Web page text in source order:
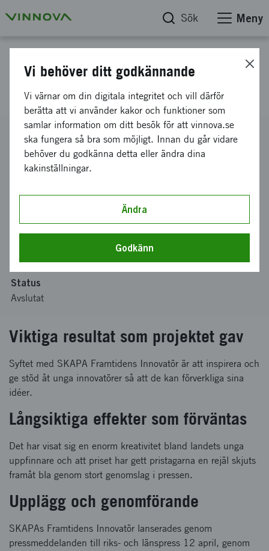
Sök Meny
SKAPA Framtidens innovatör
Diarienummer
2011-01479
Koordinator
300 000 kronor
april 2011-oktober 2011
Status
Avslutat
Viktiga resultat som projektet gav
Syftet med SKAPA Framtidens Innovatör är att inspirera och
ge stöd åt unga innovatörer så att de kan förverkliga sina
idéer.
Långsiktiga effekter som förväntas
Det har visat sig en enorm kreativitet bland landets unga
uppfinnare och att priset har gett pristagarna en rejäl skjuts
framåt bla genom stort genomslag i pressen.
Upplägg och genomförande
SKAPAs Framtidens Innovatör lanserades genom
pressmeddelanden till riks- och länspress 12 april, genom
Vi behöver ditt godkännande
Vi värnar om din digitala integritet och vill därför
berätta att vi använder kakor och funktioner som
samlar information om ditt besök för att vinnova.se
ska fungera så bra som möjligt. Innan du går vidare
behöver du godkänna detta eller ändra dina
kakinställningar.
Ändra
Godkänn